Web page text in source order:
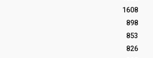
1608
898
853
826